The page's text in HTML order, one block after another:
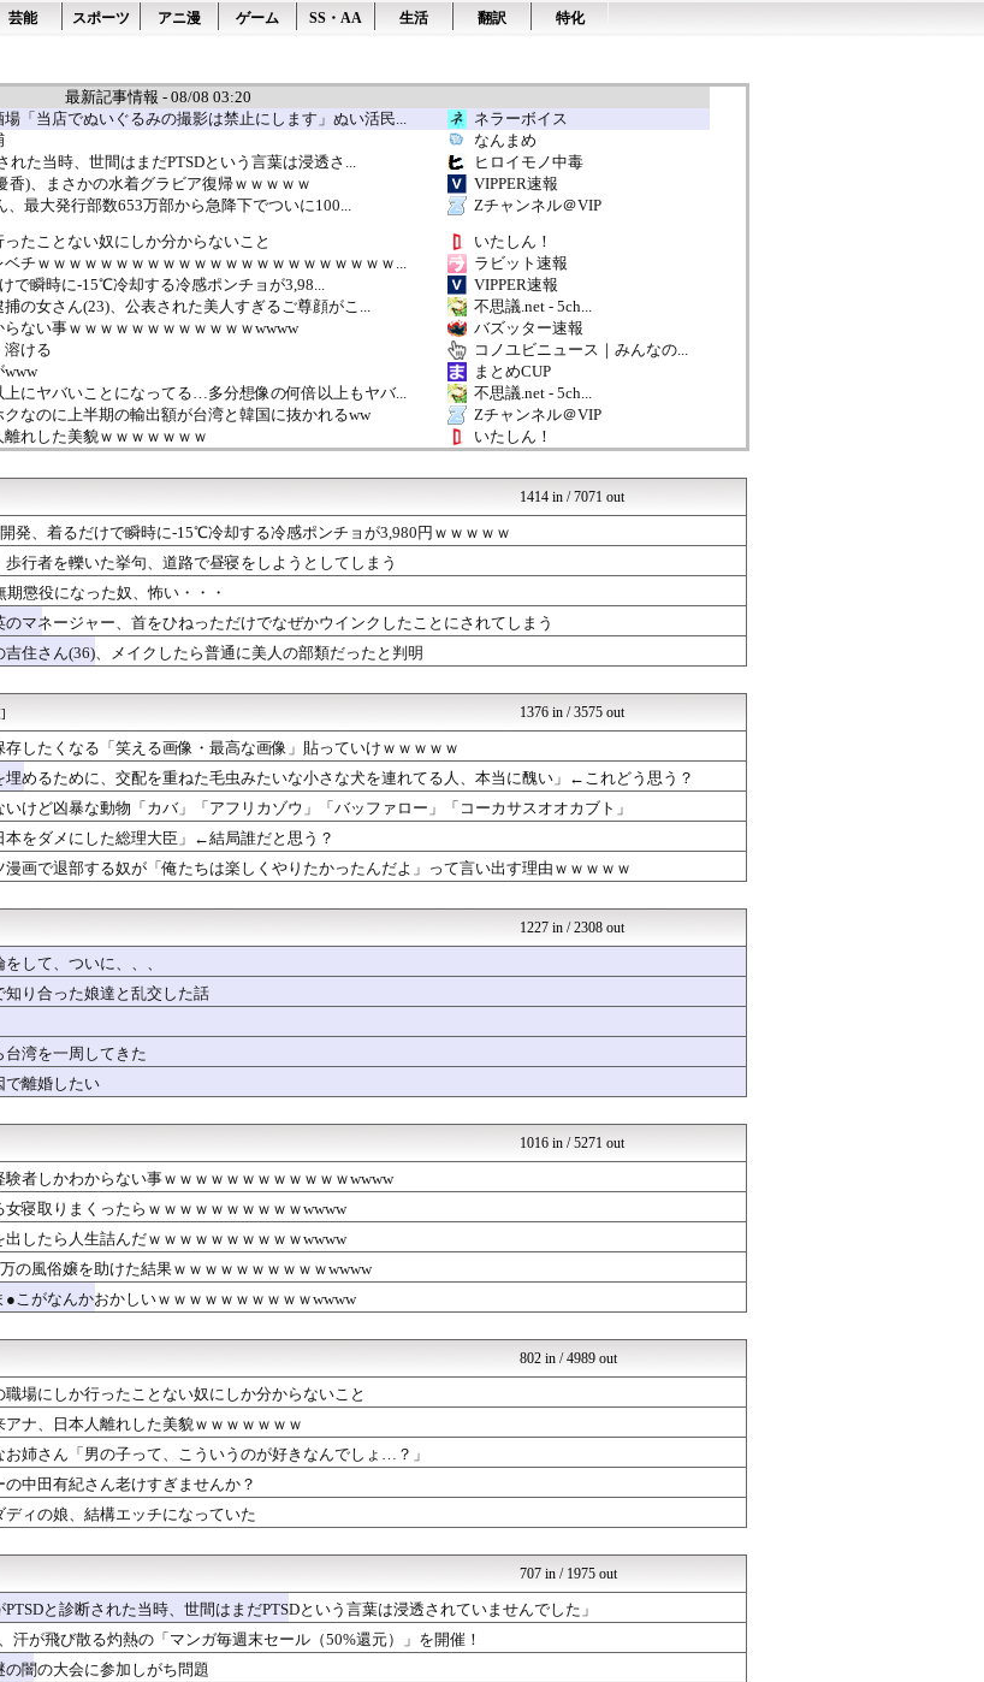
芸能 スポーツ アニ漫 ゲーム SS・AA 生活 翻訳 特化
最新記事情報 - 08/08 03:20
場「当店でぬいぐるみの撮影は禁止にします」ぬい活民...
ネラーボイス
なんまめ
れた当時、世間はまだPTSDという言葉は浸透さ...
ヒロイモノ中毒
香)、まさかの水着グラビア復帰ｗｗｗｗｗ
VIPPER速報
、最大発行部数653万部から急降下でついに100...
Zチャンネル＠VIP
たことない奴にしか分からないこと
いたしん！
ベチｗｗｗｗｗｗｗｗｗｗｗｗｗｗｗｗｗｗｗｗｗｗｗ...
ラビット速報
で瞬時に-15℃冷却する冷感ポンチョが3,98...
VIPPER速報
捕の女さん(23)、公表された美人すぎるご尊顔がこ...
不思議.net - 5ch...
らない事ｗｗｗｗｗｗｗｗｗｗｗｗwwww
バズッター速報
溶ける
コノユビニュース｜みんなの...
www
まとめCUP
上にヤバいことになってる…多分想像の何倍以上もヤバ...
不思議.net - 5ch...
クなのに上半期の輸出額が台湾と韓国に抜かれるww
Zチャンネル＠VIP
離れした美貌ｗｗｗｗｗｗｗ
いたしん！
と言われたお父さん、グレる
ラビット速報
逃げか 事故の一部始終【動画あり】
ガールズVIPまとめ
題に「子どもの成長期には月8万円は必要」「業務...
ょう
ガールズVIPまとめ
ことは内緒だべ」極秘で熊本ボランティア・・・・・...
大6兆円 大型連休中、3日で11．7兆円
にしてやったぜｗ」ウクライナ「我々もSRBMで...
ガールズVIPまとめ
挙句、道路で昼寝をしようとしてしまう
VIPPER速報
ない表現
ガールズVIPまとめ
んの「セリフが聞き取れない」日本語作品を字幕...
なんJクエスト
ニの割引おにぎりを〝絶対買わない〟理由・・・・・...
ｗｗｗｗｗｗｗｗｗｗｗ（証拠あり）
不思議.net - 5ch...
スむらい」現在(イマ)wwwwwww
まとめABC
ん「日本よ、原爆式典とか被害者面やめね？中国人虐...
なんJクエスト
たらｗｗｗｗｗｗｗｗｗｗwwww
バズッター速報
チで固定化してもう覆せないｗｗｗｗｗｗｗｗｗｗ
なんJクエスト
まとめCUP
６７％ｗｗｗｗ
コノユビニュース｜みんなの...
ィギュアが発売されるｗｗｗｗｗ
なんJクエスト
完全に逃げ切ったゴミクズ・・・・・・・・・
参加した結果ｗｗｗｗｗｗｗｗｗｗｗｗｗｗｗｗ
不思議.net - 5ch...
子って、こういうのが好きなんでしょ…？」
方まで見えてしまうｗｗｗｗｗｗｗｗｗ
宅へ。でも友達の産んだ子供が可愛いと思えません。...
くまニュース
た奴、怖い・・・
VIPPER速報
笑える画像・最高な画像」貼っていけｗｗｗｗｗ
はーとログ
した時の当たり率ｗｗｗｗｗｗｗｗｗｗｗ
なんJミュージアム
が運転できて、結婚してて、子供も育ててるんだろ？...
老けすぎませんか？
いたしん！
ｗｗｗｗｗｗｗｗ
んだｗｗｗｗｗｗｗｗｗｗwwww
やり取り続けた結果…
学生と大人になってから再会し結婚した男、めちゃく...
NEWSぽけまとめーる
シュ///」
ャベツ、あと一品副菜加えるなら何がええ？
よい子のためのおんＪまとめ...
婚』をした夫婦、こうなる⇒･･･！！！
不思議.net - 5ch...
シー女優廃れる……
、首をひねっただけでなぜかウインクしたことにされ...
VIPPER速報
のフ●ラチオで全てを失ってしまう
ネラーボイス
交配を重ねた毛虫みたいな小さな犬を連れてる人、本...
仲のいいブラジル人に心配されて「会社でパワハラか...
受ける姿が可愛いと話題に（※動画あり）
ラビット速報
」←これって本当にガチのマジなんか？
成長がとまらないｗｗｗwｗｗｗｗｗｗｗｗ❤
ラウンジ嬢のバトル勃発ｗｗｗｗｗｗｗ...
不思議.net - 5ch...
れない！漫喫で寝てくる！(3日連続5回目)」
はーとログ
エッチになっていた
いたしん！
！！JCエッッッッ！！！！ミニスカうひょ～w｣
まとめABC
挙げてけ→
1414 in / 7071 out
開発、着るだけで瞬時に-15℃冷却する冷感ポンチョが3,980円ｗｗｗｗｗ
歩行者を轢いた挙句、道路で昼寝をしようとしてしまう
期懲役になった奴、怖い・・・
のマネージャー、首をひねっただけでなぜかウインクしたことにされてしまう
吉住さん(36)、メイクしたら普通に美人の部類だったと判明
1376 in / 3575 out
存したくなる「笑える画像・最高な画像」貼っていけｗｗｗｗｗ
埋めるために、交配を重ねた毛虫みたいな小さな犬を連れてる人、本当に醜い」←これどう思う？
いけど凶暴な動物「カバ」「アフリカゾウ」「バッファロー」「コーカサスオオカブト」
本をダメにした総理大臣」←結局誰だと思う？
漫画で退部する奴が「俺たちは楽しくやりたかったんだよ」って言い出す理由ｗｗｗｗｗ
1227 in / 2308 out
して、ついに、、、
知り合った娘達と乱交した話
台湾を一周してきた
で離婚したい
1016 in / 5271 out
験者しかわからない事ｗｗｗｗｗｗｗｗｗｗｗｗwwww
女寝取りまくったらｗｗｗｗｗｗｗｗｗｗwwww
出したら人生詰んだｗｗｗｗｗｗｗｗｗｗwwww
万の風俗嬢を助けた結果ｗｗｗｗｗｗｗｗｗｗwwww
●こがなんかおかしいｗｗｗｗｗｗｗｗｗｗwwww
802 in / 4989 out
職場にしか行ったことない奴にしか分からないこと
アナ、日本人離れした美貌ｗｗｗｗｗｗｗ
お姉さん「男の子って、こういうのが好きなんでしょ…？」
中田有紀さん老けすぎませんか？
ディの娘、結構エッチになっていた
707 in / 1975 out
と診断された当時、世間はまだPTSDという言葉は浸透されていませんでした」
、汗が飛び散る灼熱の「マンガ毎週末セール（50%還元）」を開催！
の闇の大会に参加しがち問題